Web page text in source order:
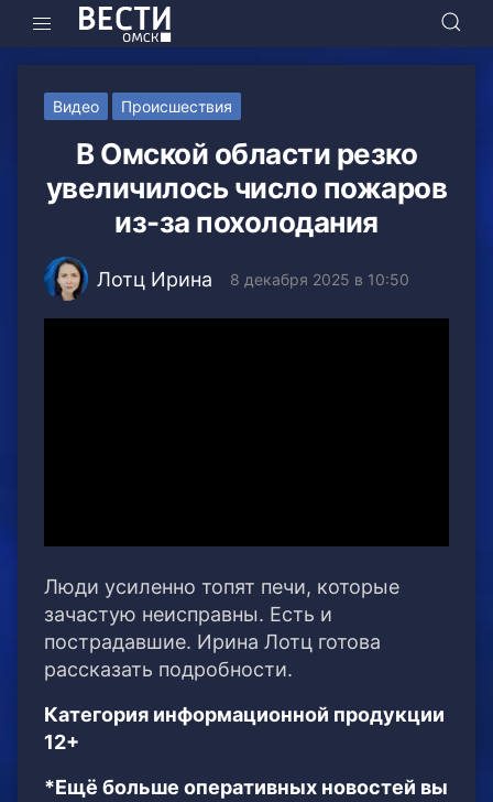
Видео Происшествия
В Омской области резко
увеличилось число пожаров
из-за похолодания
Лотц Ирина 8 декабря 2025 в 10:50
Люди усиленно топят печи, которые
зачастую неисправны. Есть и
пострадавшие. Ирина Лотц готова
рассказать подробности.
Категория информационной продукции
12+
*Ещё больше оперативных новостей вы